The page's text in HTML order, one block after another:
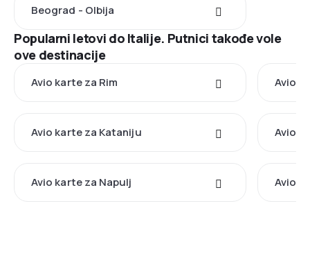
Beograd - Olbija
Popularni letovi do Italije. Putnici takođe vole
ove destinacije
Avio karte za Rim Avio
Avio karte za Kataniju Avio
Avio karte za Napulj Avio